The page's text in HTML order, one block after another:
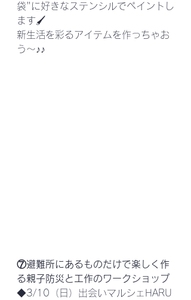
袋"に好きなステンシルでペイントし
ます🖌
新生活を彩るアイテムを作っちゃお
う～♪♪
⑦避難所にあるものだけで楽しく作
る親子防災と工作のワークショップ
◆3/10（日）出会いマルシェHARU